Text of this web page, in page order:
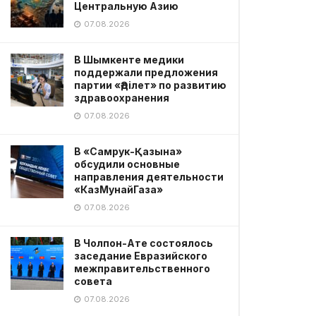
Центральную Азию
07.08.2026
В Шымкенте медики
поддержали предложения
партии «Әділет» по развитию
здравоохранения
07.08.2026
В «Самрук-Қазына»
обсудили основные
направления деятельности
«КазМунайГаза»
07.08.2026
В Чолпон-Ате состоялось
заседание Евразийского
межправительственного
совета
07.08.2026